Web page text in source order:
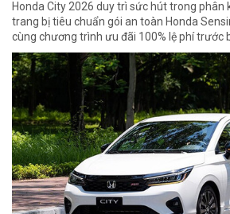
Honda City 2026 duy trì sức hút trong phân
trang bị tiêu chuẩn gói an toàn Honda
cùng chương trình ưu đãi 100% lệ phí trước